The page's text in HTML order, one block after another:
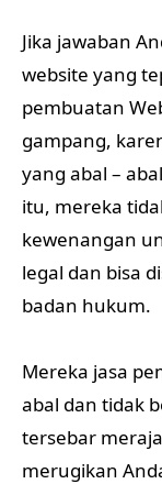
Jika jawaban
website yang
pembuatan
gampang,
yang abal –
itu, mereka
kewenangan
legal dan bisa
badan hukum.
Mereka jasa
abal dan tidak
tersebar
merugikan